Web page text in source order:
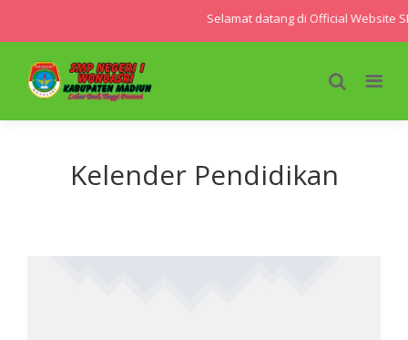
Selamat datang di Official Website
Kelender Pendidikan